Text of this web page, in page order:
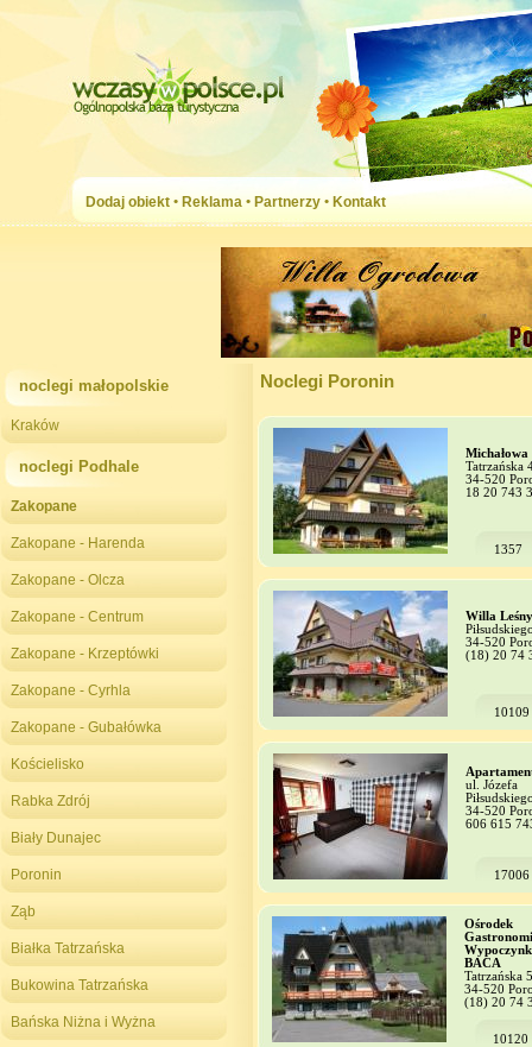
Dodaj obiekt • Reklama • Partnerzy • Kontakt
noclegi małopolskie
Kraków
noclegi Podhale
Zakopane
Zakopane - Harenda
Zakopane - Olcza
Zakopane - Centrum
Zakopane - Krzeptówki
Zakopane - Cyrhla
Zakopane - Gubałówka
Kościelisko
Rabka Zdrój
Biały Dunajec
Poronin
Ząb
Białka Tatrzańska
Bukowina Tatrzańska
Bańska Niżna i Wyżna
Noclegi Poronin
Tatrzańska
34-520
18 20 743
1357
Willa
34-520
(18) 20 74
10109
ul. Józefa
34-520
606 615
17006
Ośrodek
BACA
Tatrzańska
34-520
(18) 20 74
10120